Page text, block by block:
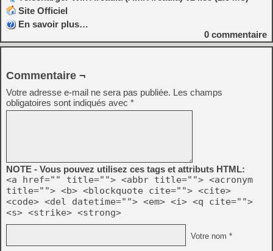
Site Officiel
En savoir plus…
0 commentaire
Commentaire ¬
Votre adresse e-mail ne sera pas publiée. Les champs
obligatoires sont indiqués avec *
NOTE - Vous pouvez utilisez ces tags et attributs HTML:
<a href="" title=""> <abbr title=""> <acronym
title=""> <b> <blockquote cite=""> <cite>
<code> <del datetime=""> <em> <i> <q cite="">
<s> <strike> <strong>
Votre nom *